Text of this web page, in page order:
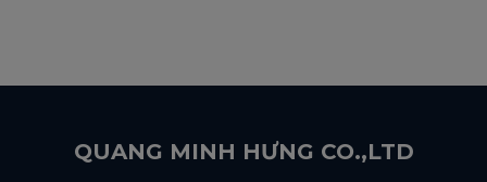
QUANG MINH HƯNG CO.,LTD